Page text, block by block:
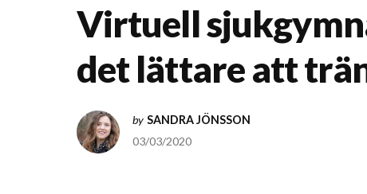
Virtuell
det lättare att
by SANDRA JÖNSSON
03/03/2020